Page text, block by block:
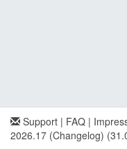
Support | FAQ |
2026.17 (Changelog)